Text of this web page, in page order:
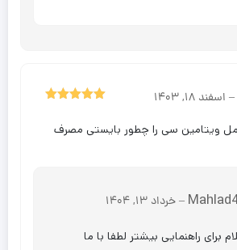
– اسفند 18, 1403
ویتامین سی را چطور بایستی مصرف
– خرداد 13, 1404
برای راهنمایی بیشتر لطفا با ما